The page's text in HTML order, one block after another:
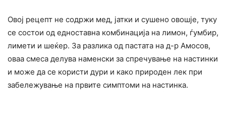
Овој рецепт не содржи мед, јатки и сушено овошје, туку
се состои од едноставна комбинација на лимон, ѓумбир,
лимети и шеќер. За разлика од пастата на д-р Амосов,
оваа смеса делува наменски за спречување на настинки
и може да се користи дури и како природен лек при
забележување на првите симптоми на настинка.